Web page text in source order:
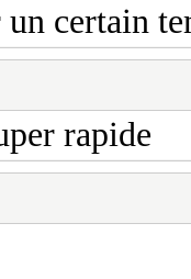
certain
rapide